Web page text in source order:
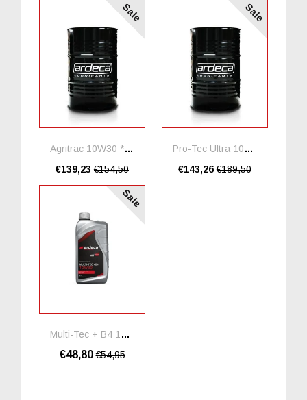
Sale
Agritrac 10W30 *20 Liter
€139,23€154,50
Sale
Pro-Tec Ultra 10W30 *20 Liter
€143,26€189,50
Sale
Multi-Tec + B4 10W30 *5 Liter
€48,80€54,95